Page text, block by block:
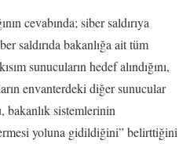
cevabında; siber saldırıya
saldırıda bakanlığa ait tüm
sunucuların hedef alındığını,
envanterdeki diğer sunucular
bakanlık sistemlerinin
yoluna gidildiğini” belirttiğini